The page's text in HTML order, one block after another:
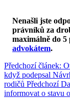
Nenašli jste
právníků za
maximálně do
advokátem.
Předchozí článek:
když podepsal
rodičů Předchozí
informovat o stavu